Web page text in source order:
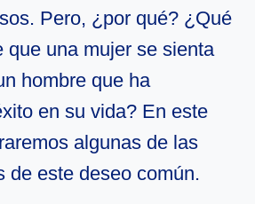
Pero, ¿por qué? ¿Qué
que una mujer se sienta
hombre que ha
en su vida? En este
algunas de las
de este deseo común.